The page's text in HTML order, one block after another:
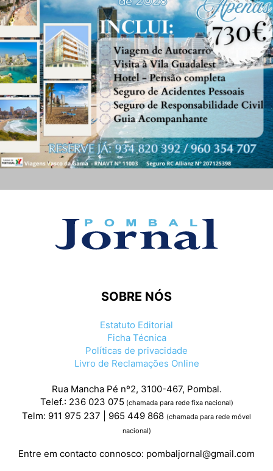
SOBRE NÓS
Estatuto Editorial
Ficha Técnica
Políticas de privacidade
Livro de Reclamações Online
Rua Mancha Pé nº2, 3100-467, Pombal.
Telef.: 236 023 075 (chamada para rede fixa nacional)
Telm: 911 975 237 | 965 449 868 (chamada para rede móvel
nacional)
Entre em contacto connosco: pombaljornal@gmail.com